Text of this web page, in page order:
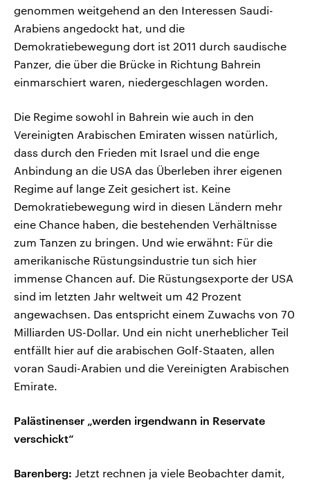
genommen weitgehend an den Interessen Saudi-
Arabiens angedockt hat, und die
Demokratiebewegung dort ist 2011 durch saudische
Panzer, die über die Brücke in Richtung Bahrein
einmarschiert waren, niedergeschlagen worden.
Die Regime sowohl in Bahrein wie auch in den
Vereinigten Arabischen Emiraten wissen natürlich,
dass durch den Frieden mit Israel und die enge
Anbindung an die USA das Überleben ihrer eigenen
Regime auf lange Zeit gesichert ist. Keine
Demokratiebewegung wird in diesen Ländern mehr
eine Chance haben, die bestehenden Verhältnisse
zum Tanzen zu bringen. Und wie erwähnt: Für die
amerikanische Rüstungsindustrie tun sich hier
immense Chancen auf. Die Rüstungsexporte der USA
sind im letzten Jahr weltweit um 42 Prozent
angewachsen. Das entspricht einem Zuwachs von 70
Milliarden US-Dollar. Und ein nicht unerheblicher Teil
entfällt hier auf die arabischen Golf-Staaten, allen
voran Saudi-Arabien und die Vereinigten Arabischen
Emirate.
Palästinenser „werden irgendwann in Reservate
verschickt“
Barenberg: Jetzt rechnen ja viele Beobachter damit,